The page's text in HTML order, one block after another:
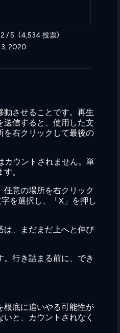
/ 5 (4,534 投票)
2020
動させることです。再生
送信すると、使用した文
を右クリックして最後の
カウントされません。単
。
意の場所を右クリック
を選択し、「X」を押し
は、まだまだ上へと伸び
行き詰まる前に、でき
根底に追いやる可能性が
と、カウントされなく